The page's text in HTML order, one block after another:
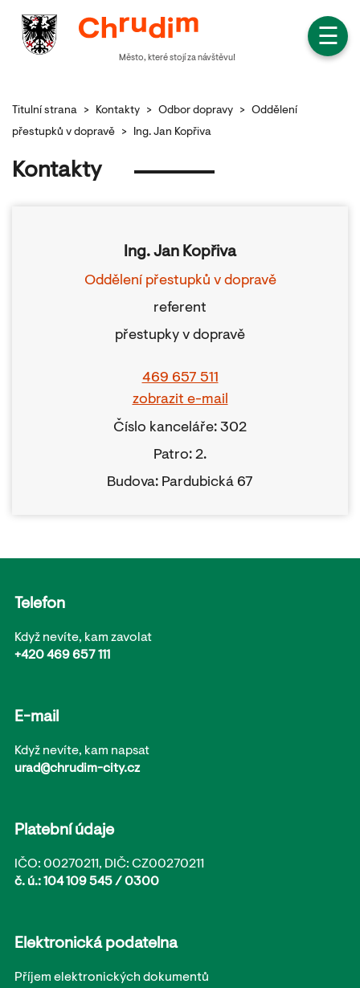
☰
Město, které stojí za návštěvu!
Titulní strana > Kontakty > Odbor dopravy > Oddělení
přestupků v dopravě
> Ing. Jan Kopřiva
Kontakty
Ing. Jan Kopřiva
Oddělení přestupků v dopravě
referent
přestupky v dopravě
469 657 511
zobrazit e-mail
Číslo kanceláře: 302
Patro: 2.
Budova: Pardubická 67
Telefon
Když nevíte, kam zavolat
+420 469 657 111
E-mail
Když nevíte, kam napsat
urad@chrudim-city.cz
Platební údaje
IČO: 00270211, DIČ: CZ00270211
č. ú.: 104 109 545 / 0300
Elektronická podatelna
Příjem elektronických dokumentů